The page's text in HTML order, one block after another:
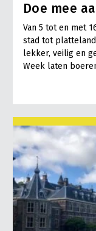
Contact
Doe mee
Van 5 tot en met
stad tot
lekker, veilig en
Week laten